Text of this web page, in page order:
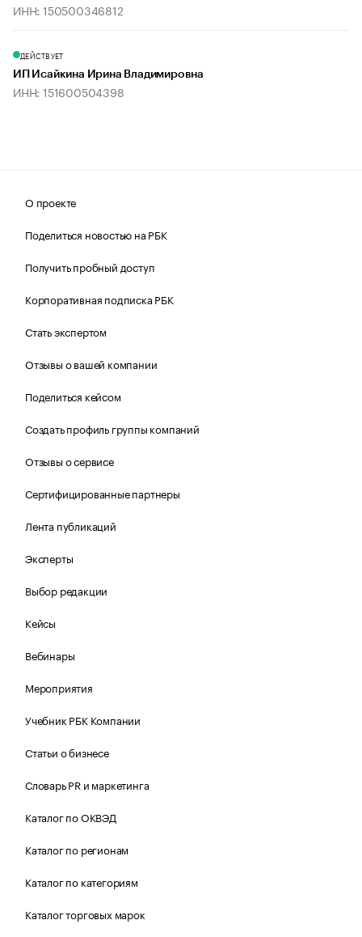
ИНН: 150500346812
ДЕЙСТВУЕТ
ИП Исайкина Ирина Владимировна
ИНН: 151600504398
О проекте
Поделиться новостью на РБК
Получить пробный доступ
Корпоративная подписка РБК
Стать экспертом
Отзывы о вашей компании
Поделиться кейсом
Создать профиль группы компаний
Отзывы о сервисе
Сертифицированные партнеры
Лента публикаций
Эксперты
Выбор редакции
Кейсы
Вебинары
Мероприятия
Учебник РБК Компании
Статьи о бизнесе
Словарь PR и маркетинга
Каталог по ОКВЭД
Каталог по регионам
Каталог по категориям
Каталог торговых марок